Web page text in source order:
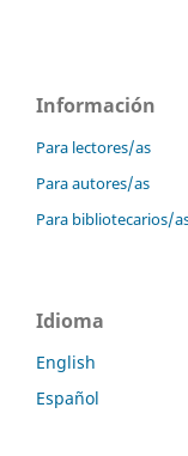
Información
Para lectores/as
Para autores/as
Para bibliotecarios/
Idioma
English
Español